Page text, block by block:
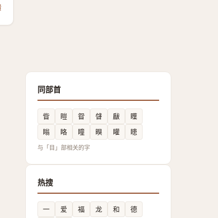
同部首
眥 䁗 眢 䁉 瞂
瞸
瞈
䀩 瞳 瞁 矔 瞣
与「目」部相关的字
热搜
一 爱 福 龙 和 德